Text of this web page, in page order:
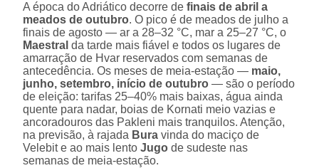
A época do Adriático decorre de finais de abril a
meados de outubro. O pico é de meados de julho a
finais de agosto — ar a 28–32 °C, mar a 25–27 °C, o
Maestral da tarde mais fiável e todos os lugares de
amarração de Hvar reservados com semanas de
antecedência. Os meses de meia-estação — maio,
junho, setembro, início de outubro — são o período
de eleição: tarifas 25–40% mais baixas, água ainda
quente para nadar, boias de Kornati meio vazias e
ancoradouros das Pakleni mais tranquilos. Atenção,
na previsão, à rajada Bura vinda do maciço de
Velebit e ao mais lento Jugo de sudeste nas
semanas de meia-estação.